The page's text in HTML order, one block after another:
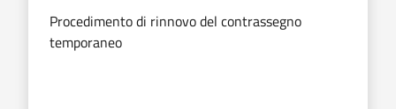
Procedimento di rinnovo del contrassegno
temporaneo